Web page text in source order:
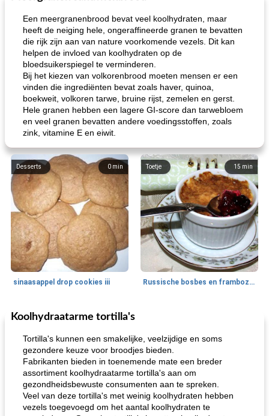
Een meergranenbrood bevat veel koolhydraten, maar
heeft de neiging hele, ongeraffineerde granen te bevatten
die rijk zijn aan van nature voorkomende vezels. Dit kan
helpen de invloed van koolhydraten op de
bloedsuikerspiegel te verminderen.
Bij het kiezen van volkorenbrood moeten mensen er een
vinden die ingrediënten bevat zoals haver, quinoa,
boekweit, volkoren tarwe, bruine rijst, zemelen en gerst.
Hele granen hebben een lagere GI-score dan tarwebloem
en veel granen bevatten andere voedingsstoffen, zoals
zink, vitamine E en eiwit.
0 min
Desserts
sinaasappel drop cookies iii
15 min
Toetje
Russische bosbes en frambozenpudding
5min
Ontbijt
Koolhydraatarme tortilla's
Tortilla's kunnen een smakelijke, veelzijdige en soms
gezondere keuze voor broodjes bieden.
Fabrikanten bieden in toenemende mate een breder
assortiment koolhydraatarme tortilla's aan om
gezondheidsbewuste consumenten aan te spreken.
Veel van deze tortilla's met weinig koolhydraten hebben
vezels toegevoegd om het aantal koolhydraten te